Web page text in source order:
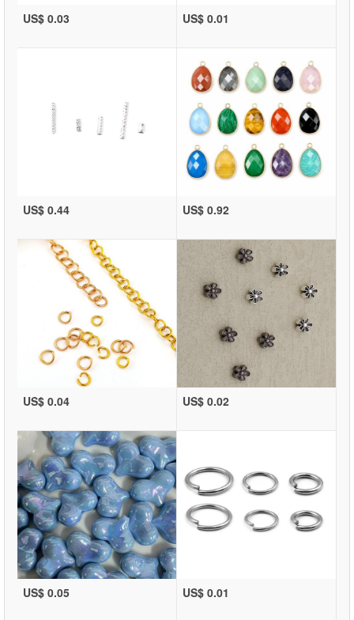
US$ 0.03 US$ 0.01
US$ 0.44 US$ 0.92
US$ 0.04 US$ 0.02
US$ 0.05 US$ 0.01